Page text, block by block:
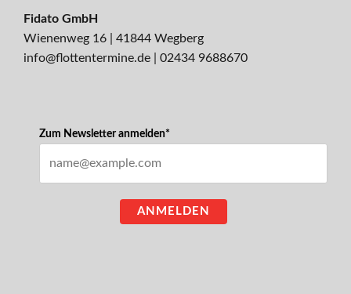
Fidato GmbH
Wienenweg 16 | 41844 Wegberg
info@flottentermine.de
02434 9688670
Zum Newsletter anmelden*
ANMELDEN